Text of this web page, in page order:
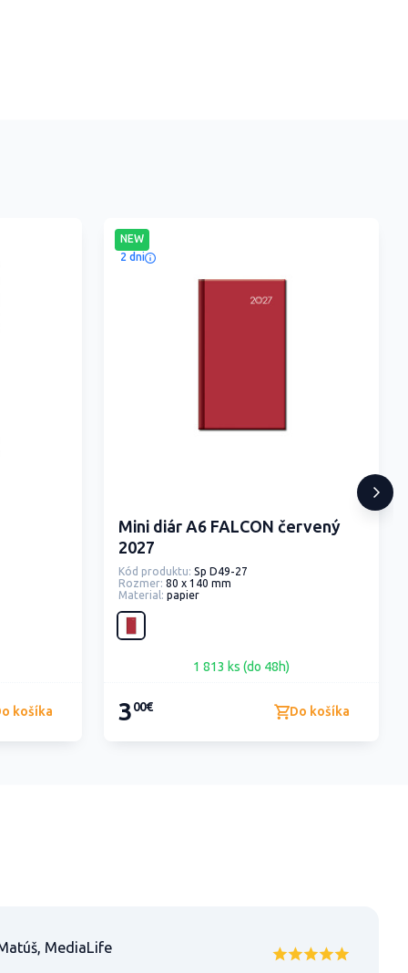
košíka
NEW
2 dni
Mini diár A6 FALCON červený
2027
Kód produktu: Sp D49-27
Rozmer: 80 x 140 mm
Material: papier
1 813 ks (do 48h)
300€ Do košíka
MediaLife